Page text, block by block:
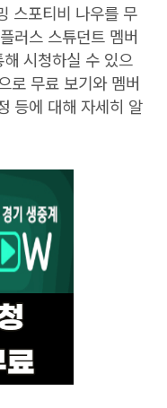
스포티비 나우를 무
러스 스튜던트 멤버
시청하실 수 있으
로 무료 보기와 멤버
등에 대해 자세히 알